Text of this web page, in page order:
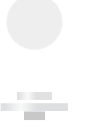
------------
----------- -----------